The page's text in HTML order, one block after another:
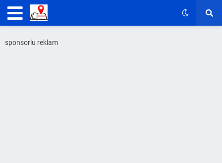
sponsorlu reklam